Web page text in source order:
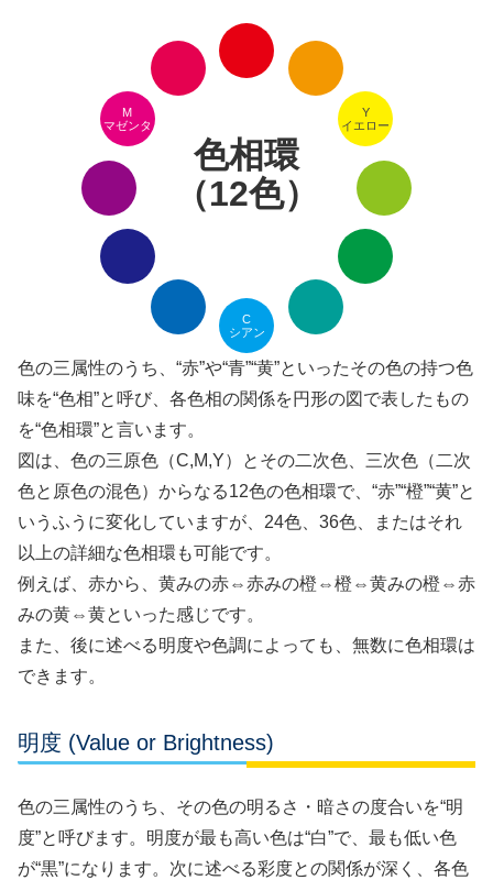
C
シアン
M
マゼンタ
Y
イエロー
色相環
（12色）
色の三属性のうち、“赤”や“青”“黄”といったその色の持つ色
味を“色相”と呼び、各色相の関係を円形の図で表したもの
を“色相環”と言います。
図は、色の三原色（C,M,Y）とその二次色、三次色（二次
色と原色の混色）からなる12色の色相環で、“赤”“橙”“黄”と
いうふうに変化していますが、24色、36色、またはそれ
以上の詳細な色相環も可能です。
例えば、赤から、黄みの赤⇔赤みの橙⇔橙⇔黄みの橙⇔赤
みの黄⇔黄といった感じです。
また、後に述べる明度や色調によっても、無数に色相環は
できます。
明度 (Value or Brightness)
色の三属性のうち、その色の明るさ・暗さの度合いを“明
度”と呼びます。明度が最も高い色は“白”で、最も低い色
が“黒”になります。次に述べる彩度との関係が深く、各色